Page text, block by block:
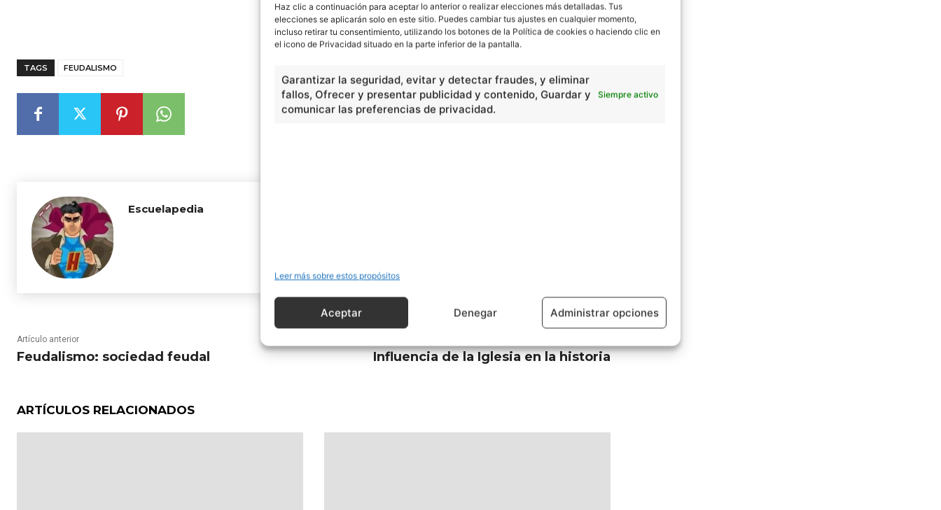
Haz clic a continuación para aceptar lo anterior o realizar elecciones más detalladas. Tus
elecciones se aplicarán solo en este sitio. Puedes cambiar tus ajustes en cualquier momento,
incluso retirar tu consentimiento, utilizando los botones de la Política de cookies o haciendo clic en
el icono de Privacidad situado en la parte inferior de la pantalla.
Garantizar la seguridad, evitar y detectar fraudes, y eliminar
fallos, Ofrecer y presentar publicidad y contenido, Guardar y
comunicar las preferencias de privacidad.
Siempre activo
Leer más sobre estos propósitos
Aceptar Denegar Administrar opciones
TAGS FEUDALISMO
Escuelapedia
Artículo anterior
Feudalismo: sociedad feudal Influencia de la Iglesia en la historia
ARTÍCULOS RELACIONADOS